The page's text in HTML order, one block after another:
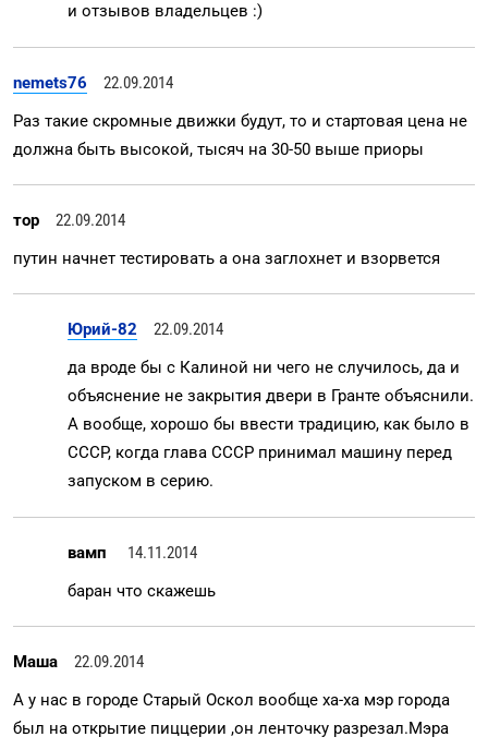
и отзывов владельцев :)
nemets76
22.09.2014
Раз такие скромные движки будут, то и стартовая цена не
должна быть высокой, тысяч на 30-50 выше приоры
тор
22.09.2014
путин начнет тестировать а она заглохнет и взорвется
Юрий-82
22.09.2014
да вроде бы с Калиной ни чего не случилось, да и
объяснение не закрытия двери в Гранте объяснили.
А вообще, хорошо бы ввести традицию, как было в
СССР, когда глава СССР принимал машину перед
запуском в серию.
вамп
14.11.2014
баран что скажешь
Маша
22.09.2014
А у нас в городе Старый Оскол вообще ха-ха мэр города
был на открытие пиццерии ,он ленточку разрезал.Мэра